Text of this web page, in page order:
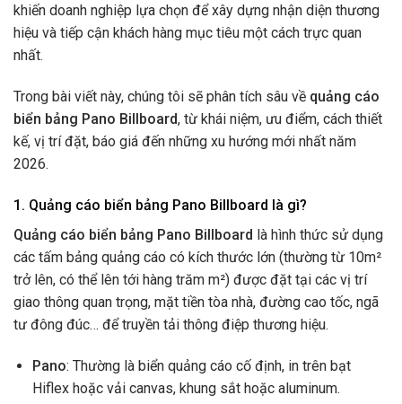
khiến doanh nghiệp lựa chọn để xây dựng nhận diện thương
hiệu và tiếp cận khách hàng mục tiêu một cách trực quan
nhất.
Trong bài viết này, chúng tôi sẽ phân tích sâu về quảng cáo
biển bảng Pano Billboard, từ khái niệm, ưu điểm, cách thiết
kế, vị trí đặt, báo giá đến những xu hướng mới nhất năm
2026.
1. Quảng cáo biển bảng Pano Billboard là gì?
Quảng cáo biển bảng Pano Billboard là hình thức sử dụng
các tấm bảng quảng cáo có kích thước lớn (thường từ 10m²
trở lên, có thể lên tới hàng trăm m²) được đặt tại các vị trí
giao thông quan trọng, mặt tiền tòa nhà, đường cao tốc, ngã
tư đông đúc… để truyền tải thông điệp thương hiệu.
Pano: Thường là biển quảng cáo cố định, in trên bạt
Hiflex hoặc vải canvas, khung sắt hoặc aluminum.